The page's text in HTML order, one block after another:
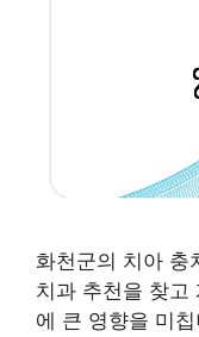
화천군의 치아 충
치과 추천을 찾고
에 큰 영향을 미